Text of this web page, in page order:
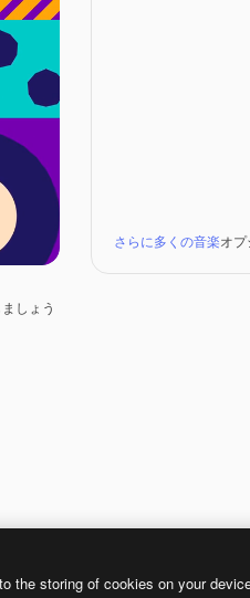
しょう
さらに多くの音楽オ
the storing of cookies on your